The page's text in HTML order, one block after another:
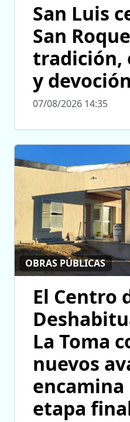
San Luis
San
tradición,
y devoción
07/08/2026 14:35
OBRAS PÚBLICAS
El Centro
La Toma
nuevos
encamina
etapa